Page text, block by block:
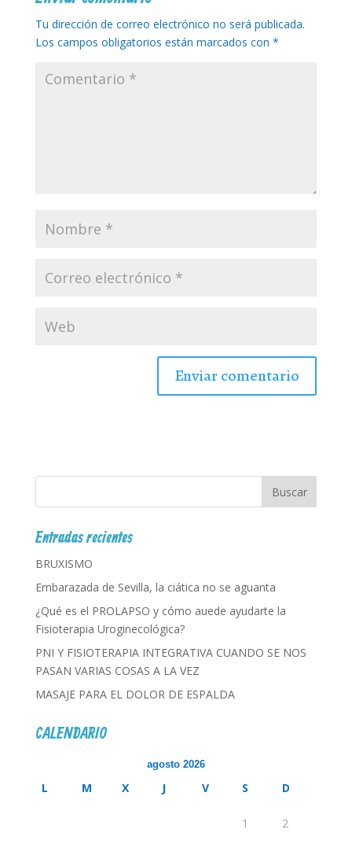
Tu dirección de correo electrónico no será publicada.
Los campos obligatorios están marcados con *
Entradas recientes
BRUXISMO
Embarazada de Sevilla, la ciática no se aguanta
¿Qué es el PROLAPSO y cómo auede ayudarte la
Fisioterapia Uroginecológica?
PNI Y FISIOTERAPIA INTEGRATIVA CUANDO SE NOS
PASAN VARIAS COSAS A LA VEZ
MASAJE PARA EL DOLOR DE ESPALDA
CALENDARIO
agosto 2026
L M X J V S D
1 2